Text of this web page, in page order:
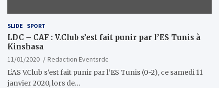
SLIDE SPORT
LDC – CAF : V.Club s’est fait punir par l’ES Tunis à
Kinshasa
11/01/2020
Redaction Eventsrdc
L’AS V.Club s’est fait punir par l’ES Tunis (0-2), ce samedi 11
janvier 2020, lors de…